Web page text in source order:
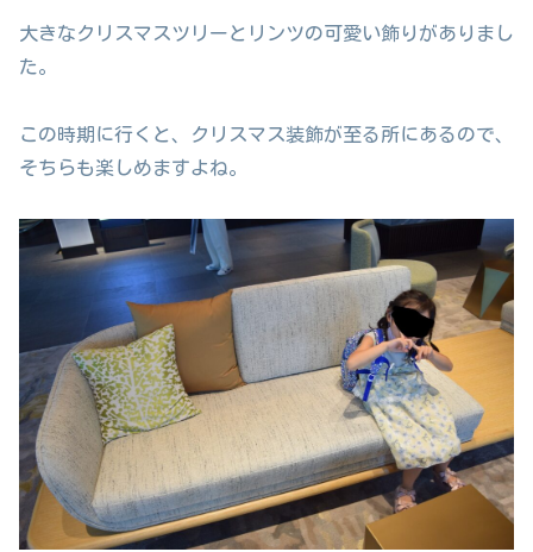
大きなクリスマスツリーとリンツの可愛い飾りがありまし
た。
この時期に行くと、クリスマス装飾が至る所にあるので、
そちらも楽しめますよね。